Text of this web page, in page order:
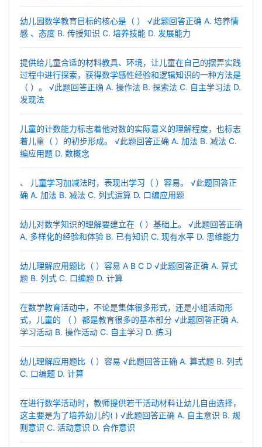
幼儿园数学教育目标的核心是（ ） √此题回答正确 A. 培养情
感 、态度 B. 传授知识 C. 培养技能 D. 发展能力
提供给儿童合适的材料教具、环境，让儿童在自己的摆弄实践
过程中进行探索，获得数学感性经验和逻辑知识的一种方法是
（ ）。 √此题回答正确 A. 操作法 B. 探索法 C. 自主学习法 D.
发现法
儿童的计数能力标志着他对数的实际意义的理解程度，也标志
着儿童（ ）的初步形成。 √此题回答正确 A. 加法 B. 减法 C.
编应用题 D. 数概念
、 儿童学习加减法时，表现出学习（ ）容易。 √此题回答正
确 A. 加法 B. 减法 C. 列式运算 D. 口编应用题
幼儿对数学知识的理解要建立在（ ）基础上。 √此题回答正确
A. 多样化的经验和体验 B. 已有知识 C. 现有水平 D. 思维能力
幼儿理解应用题比（ ）容易 A B C D √此题回答正确 A. 算式
题 B. 列式 C. 口编题 D. 计算
在数学教育活动中，不论是集体很多形式，还是小组活动形
式，儿童的 （ ）都是教育很多的基本部分 √此题回答正确 A.
学习活动 B. 操作活动 C. 自主学习 D. 练习
幼儿理解应用题比（ ）容易 √此题回答正确 A. 算式题 B. 列式
C. 口编题 D. 计算
在进行数学活动时，教师提供若干活动材料让幼儿自由选择，
这主要是为了培养幼儿的( ) √此题回答正确 A. 自主意识 B. 规
则意识 C. 活动意识 D. 合作意识